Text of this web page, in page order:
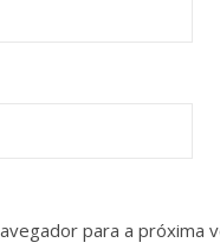
para a próxima